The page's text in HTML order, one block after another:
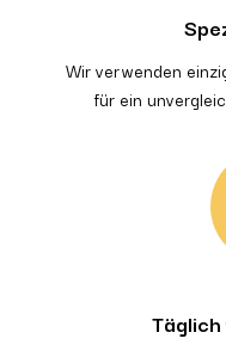
Wir verwenden
für ein